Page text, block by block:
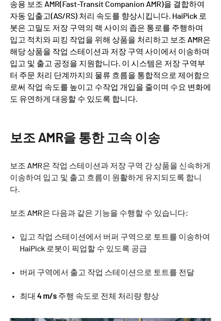
송용 보조 AMR(Fast-Transit Companion AMR)을 결합하여
자동 입출고(AS/RS) 처리 속도를 향상시킵니다. HaiPick 로
봇은 고밀도 저장 구역의 랙 사이의 좁은 통로를 주행하며
입고 적치와 피킹 작업을 위해 상품을 처리하고 보조 AMR은
해당 상품을 작업 스테이션과 저장 구역 사이에서 이송하며
입고 및 출고 공정을 지원합니다. 이 시스템은 저장 구역부
터 주문 처리 단계까지의 물류 흐름을 통합적으로 제어함으
로써 작업 속도를 높이고 수작업 개입을 줄이며 수요 변화에
도 유연하게 대응할 수 있도록 합니다.
보조 AMR을 통한 고속 이송
보조 AMR은 작업 스테이션과 저장 구역 간 상품을 신속하게
이송하여 입고 및 출고 흐름이 원활하게 유지되도록 합니
다.
보조 AMR은 다음과 같은 기능을 수행할 수 있습니다:
입고 작업 스테이션에서 버퍼 구역으로 토트를 이송하여
HaiPick 로봇이 픽업할 수 있도록 공급
버퍼 구역에서 출고 작업 스테이션으로 토트를 전달
최대 4 m/s 주행 속도로 전체 처리량 향상